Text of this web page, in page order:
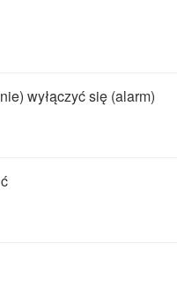
wyłączyć się (alarm)